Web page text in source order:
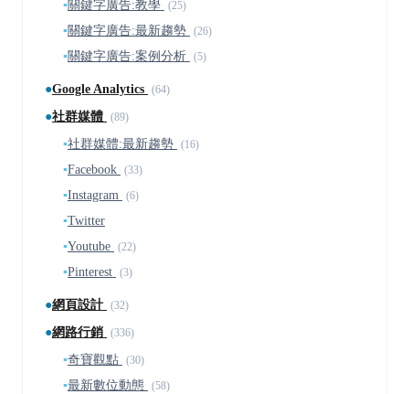
▪關鍵字廣告:教學 (25)
▪關鍵字廣告:最新趨勢 (26)
▪關鍵字廣告:案例分析 (5)
●Google Analytics (64)
●社群媒體 (89)
▪社群媒體:最新趨勢 (16)
▪Facebook (33)
▪Instagram (6)
▪Twitter
▪Youtube (22)
▪Pinterest (3)
●網頁設計 (32)
●網路行銷 (336)
▪奇寶觀點 (30)
▪最新數位動態 (58)